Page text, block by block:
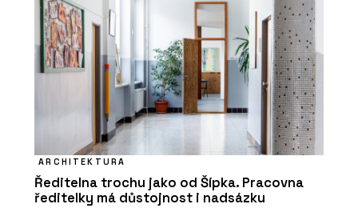
ARCHITEKTURA
Ředitelna trochu jako od Šípka. Pracovna
ředitelky má důstojnost i nadsázku